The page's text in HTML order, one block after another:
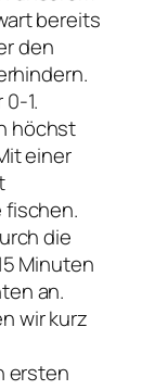
bereits
den
1.
höchst
einer
fischen.
die
Minuten
an.
wir kurz
ersten